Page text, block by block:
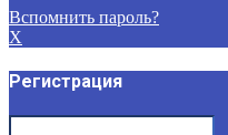
Вспомнить пароль?
X
Регистрация